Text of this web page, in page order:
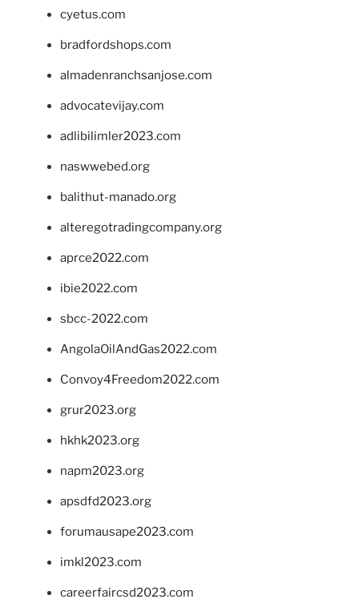
cyetus.com
bradfordshops.com
almadenranchsanjose.com
advocatevijay.com
adlibilimler2023.com
naswwebed.org
balithut-manado.org
alteregotradingcompany.org
aprce2022.com
ibie2022.com
sbcc-2022.com
AngolaOilAndGas2022.com
Convoy4Freedom2022.com
grur2023.org
hkhk2023.org
napm2023.org
apsdfd2023.org
forumausape2023.com
imkl2023.com
careerfaircsd2023.com